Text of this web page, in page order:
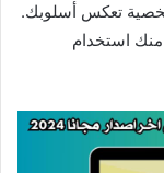
تعكس أسلوبك.
استخدام